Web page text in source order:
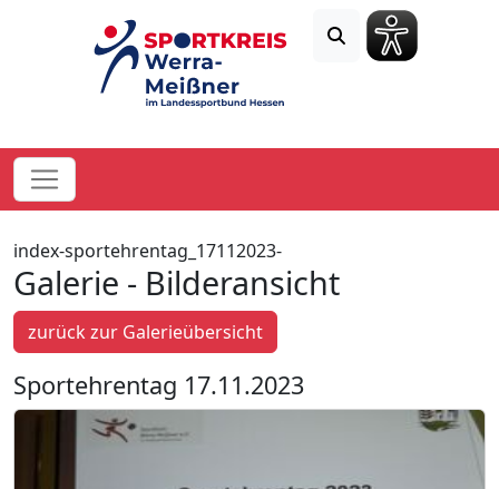
index-sportehrentag_17112023-
Galerie - Bilderansicht
zurück zur Galerieübersicht
Sportehrentag 17.11.2023